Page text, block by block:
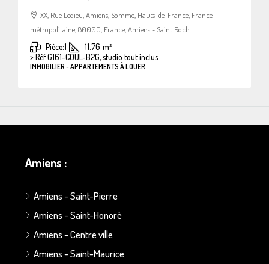
XX, Rue Ledieu, Amiens, Somme, Hauts-de-France, France
métropolitaine, 80000, France, Amiens - Saint Roch
Pièce:1 11.76 m²
>:Réf G161-COUL-B2G, studio tout inclus
IMMOBILIER - APPARTEMENTS À LOUER
Amiens :
Amiens - Saint-Pierre
Amiens - Saint-Honoré
Amiens - Centre ville
Amiens - Saint-Maurice